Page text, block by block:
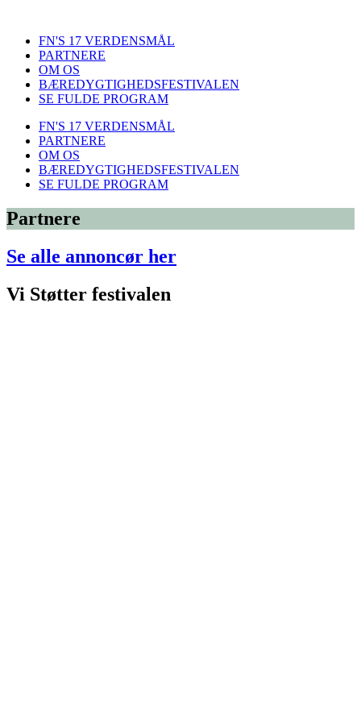
FN'S 17 VERDENSMÅL
PARTNERE
OM OS
BÆREDYGTIGHEDSFESTIVALEN
SE FULDE PROGRAM
FN'S 17 VERDENSMÅL
PARTNERE
OM OS
BÆREDYGTIGHEDSFESTIVALEN
SE FULDE PROGRAM
Partnere
Se alle annoncør her
Vi Støtter festivalen